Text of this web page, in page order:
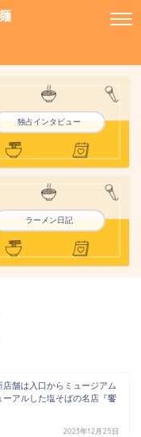
独占インタビュー
ラーメン日記
店舗は入口からミュージアム
ーアルした塩そばの名店『饗
2023年12月25日